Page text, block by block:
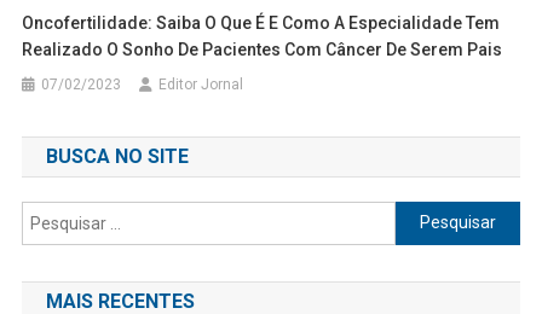
Oncofertilidade: Saiba O Que É E Como A Especialidade Tem
Realizado O Sonho De Pacientes Com Câncer De Serem Pais
07/02/2023 Editor Jornal
BUSCA NO SITE
Pesquisar
por:
MAIS RECENTES